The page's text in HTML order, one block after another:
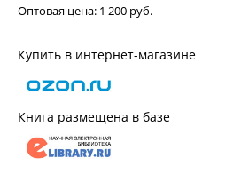
Оптовая цена: 1 200 руб.
Купить в интернет-магазине
Книга размещена в базе